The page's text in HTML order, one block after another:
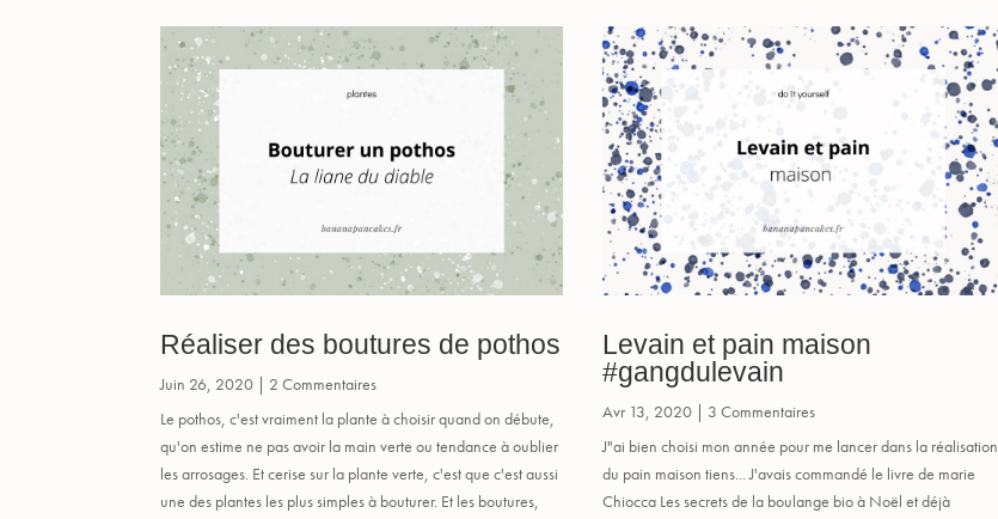
Réaliser des boutures de pothos
Juin 26, 2020 | 2 Commentaires
Le pothos, c'est vraiment la plante à choisir quand on débute,
qu'on estime ne pas avoir la main verte ou tendance à oublier
les arrosages. Et cerise sur la plante verte, c'est que c'est aussi
une des plantes les plus simples à bouturer. Et les boutures,
Levain et pain maison
#gangdulevain
Avr 13, 2020| 3 Commentaires
J"ai bien choisi mon année pour me lancer dans la réalisation
du pain maison tiens... J'avais commandé le livre de marie
Chiocca Les secrets de la boulange bio à Noël et déjà